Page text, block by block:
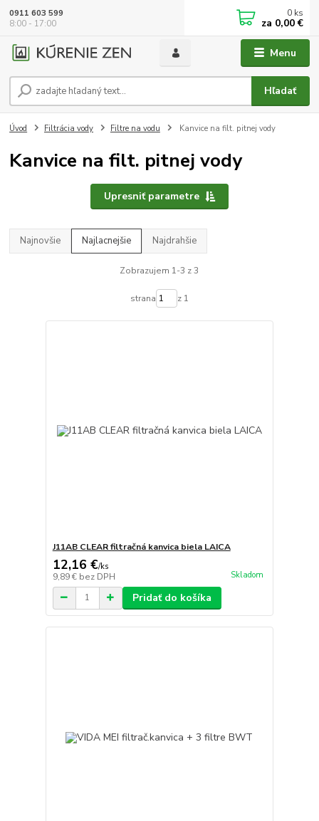
Menu
Hľadať
0911 603 599
8:00 - 17:00
0 ks
za 0,00 €
Úvod Filtrácia vody Filtre na vodu Kanvice na filt. pitnej vody
Kanvice na filt. pitnej vody
Upresniť parametre
Najnovšie Najlacnejšie Najdrahšie
Zobrazujem 1-3 z 3
strana z 1
J11AB CLEAR filtračná kanvica biela LAICA
12,16 €/ks
9,89 € bez DPH Skladom
Pridať do košíka